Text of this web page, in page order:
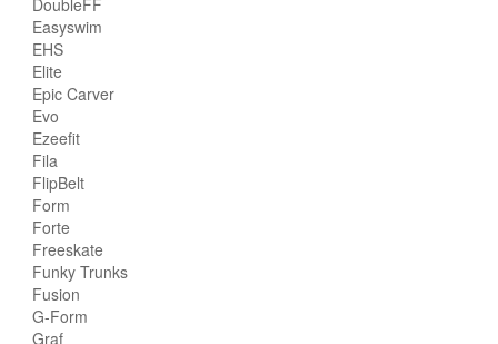
Easyswim
EHS
Elite
Epic Carver
Evo
Ezeefit
Fila
FlipBelt
Form
Forte
Freeskate
Funky Trunks
Fusion
G-Form
Graf